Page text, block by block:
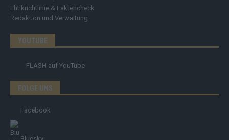
Ehtikrichtlinie & Faktencheck
Redaktion und Verwaltung
YOUTUBE
FLASH auf YouTube
FOLGE UNS
Facebook